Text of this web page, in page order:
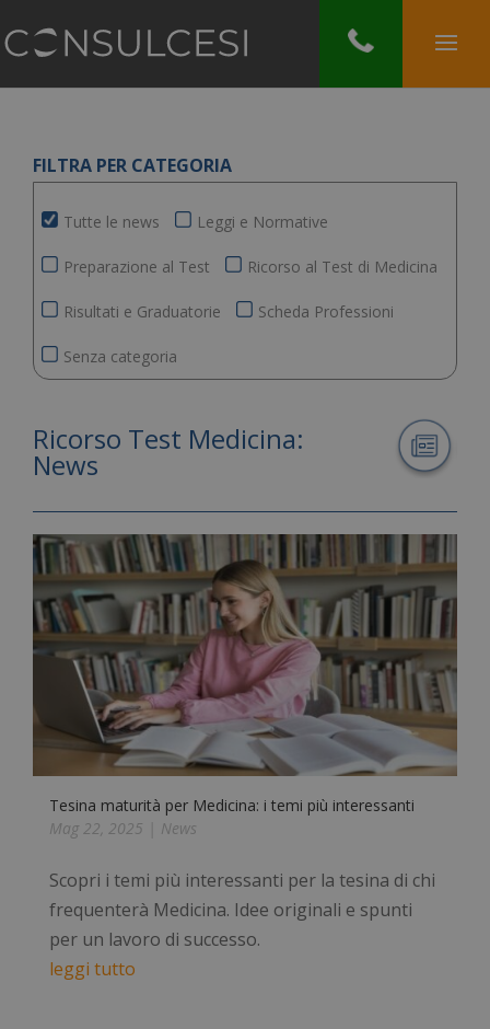
FILTRA PER CATEGORIA
Tutte le news Leggi e Normative
Preparazione al Test Ricorso al Test di Medicina
Risultati e Graduatorie Scheda Professioni
Senza categoria
Ricorso Test Medicina:
News
Tesina maturità per Medicina: i temi più interessanti
Mag 22, 2025
News
Scopri i temi più interessanti per la tesina di chi
frequenterà Medicina. Idee originali e spunti
per un lavoro di successo.
leggi tutto